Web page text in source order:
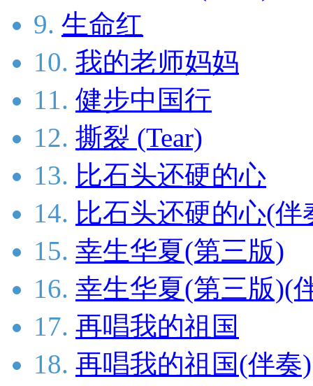
9. 生命红
10. 我的老师妈妈
11. 健步中国行
12. 撕裂 (Tear)
13. 比石头还硬的心
14. 比石头还硬的心(伴
15. 幸生华夏(第三版)
16. 幸生华夏(第三版)(
17. 再唱我的祖国
18. 再唱我的祖国(伴奏)